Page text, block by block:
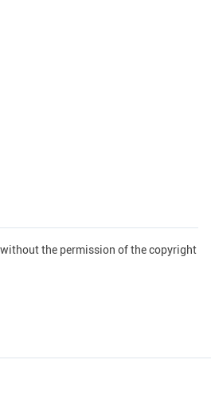
the permission of the copyright